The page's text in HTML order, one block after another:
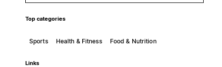
Top categories
Sports Health & Fitness Food & Nutrition
Links